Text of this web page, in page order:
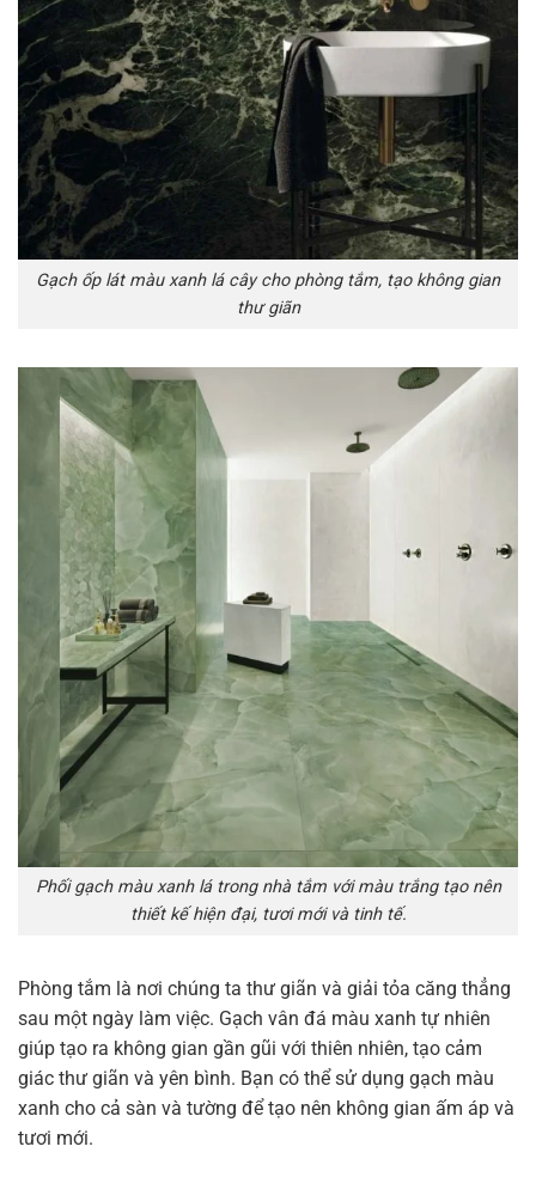
Gạch ốp lát màu xanh lá cây cho phòng tắm, tạo không gian
thư giãn
Phối gạch màu xanh lá trong nhà tắm với màu trắng tạo nên
thiết kế hiện đại, tươi mới và tinh tế.
Phòng tắm là nơi chúng ta thư giãn và giải tỏa căng thẳng
sau một ngày làm việc. Gạch vân đá màu xanh tự nhiên
giúp tạo ra không gian gần gũi với thiên nhiên, tạo cảm
giác thư giãn và yên bình. Bạn có thể sử dụng gạch màu
xanh cho cả sàn và tường để tạo nên không gian ấm áp và
tươi mới.